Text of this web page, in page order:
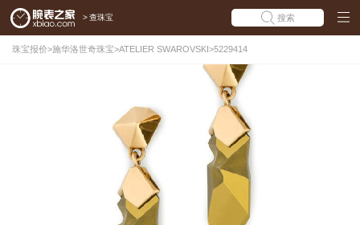
> 查珠宝 搜索
珠宝报价>施华洛世奇珠宝>ATELIER SWAROVSKI>5229414